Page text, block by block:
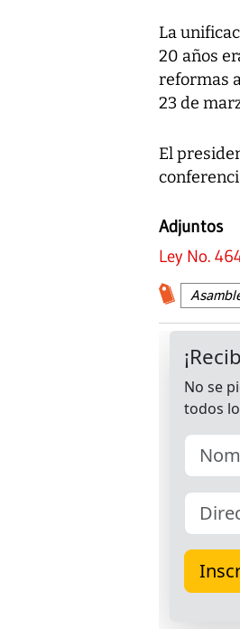
La
20 años
reformas
23 de
El
Adjuntos
Ley No.